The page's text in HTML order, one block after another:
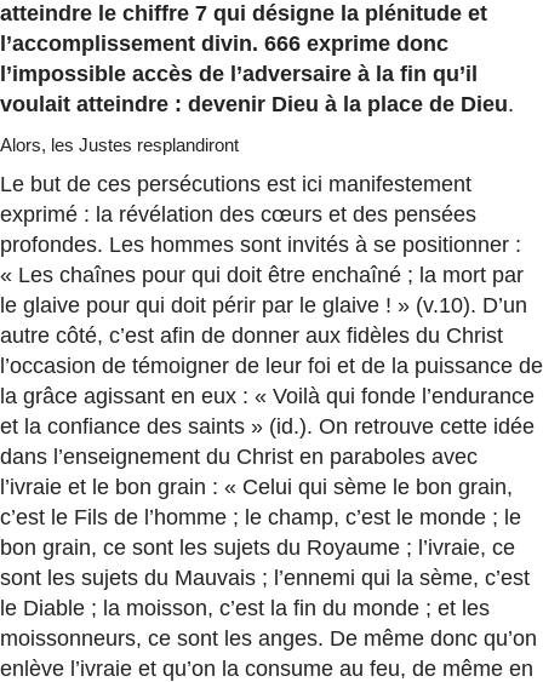
atteindre le chiffre 7 qui désigne la plénitude et
l’accomplissement divin. 666 exprime donc
l’impossible accès de l’adversaire à la fin qu’il
voulait atteindre : devenir Dieu à la place de Dieu.
Alors, les Justes resplandiront
Le but de ces persécutions est ici manifestement
exprimé : la révélation des cœurs et des pensées
profondes. Les hommes sont invités à se positionner :
« Les chaînes pour qui doit être enchaîné ; la mort par
le glaive pour qui doit périr par le glaive ! » (v.10). D’un
autre côté, c’est afin de donner aux fidèles du Christ
l’occasion de témoigner de leur foi et de la puissance de
la grâce agissant en eux : « Voilà qui fonde l’endurance
et la confiance des saints » (id.). On retrouve cette idée
dans l’enseignement du Christ en paraboles avec
l’ivraie et le bon grain : « Celui qui sème le bon grain,
c’est le Fils de l’homme ; le champ, c’est le monde ; le
bon grain, ce sont les sujets du Royaume ; l’ivraie, ce
sont les sujets du Mauvais ; l’ennemi qui la sème, c’est
le Diable ; la moisson, c’est la fin du monde ; et les
moissonneurs, ce sont les anges. De même donc qu’on
enlève l’ivraie et qu’on la consume au feu, de même en